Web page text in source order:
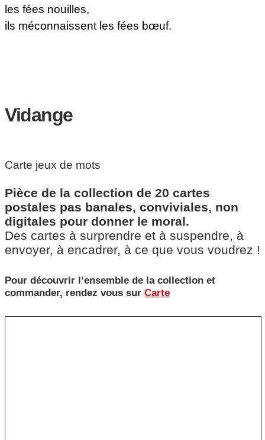
les fées nouilles,
ils méconnaissent les fées bœuf.
Vidange
Carte jeux de mots
Pièce de la collection de 20 cartes
postales pas banales, conviviales, non
digitales pour donner le moral.
Des cartes à surprendre et à suspendre, à
envoyer, à encadrer, à ce que vous voudrez !
Pour découvrir l’ensemble de la collection et
commander, rendez vous sur Carte